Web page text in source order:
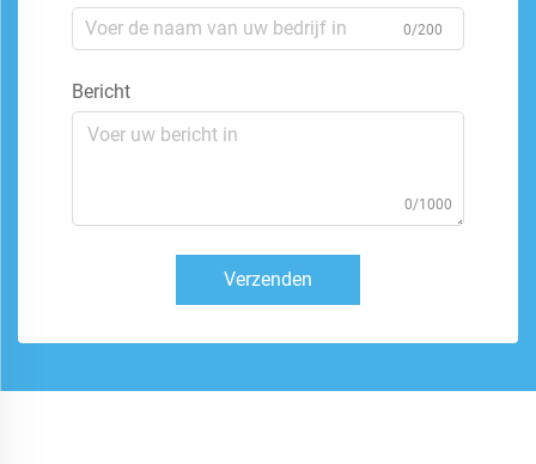
0/200
Bericht
0/1000
Verzenden